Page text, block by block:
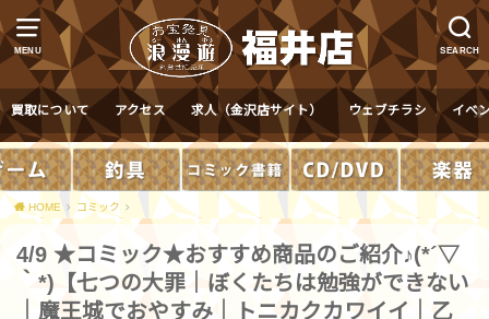
MENU SEARCH
買取について アクセス 求人（金沢店サイト） ウェブチラシ イベ
HOME コミック
4/9 ★コミック★おすすめ商品のご紹介♪(*´▽
｀*)【七つの大罪｜ぼくたちは勉強ができない
｜魔王城でおやすみ｜トニカクカワイイ｜乙